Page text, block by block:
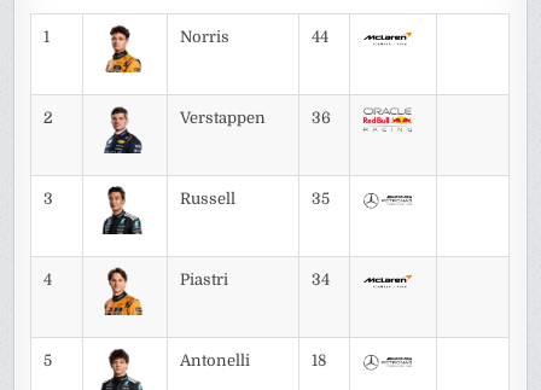
1 Norris 44
2 Verstappen 36
3 Russell 35
4 Piastri 34
5 Antonelli 18